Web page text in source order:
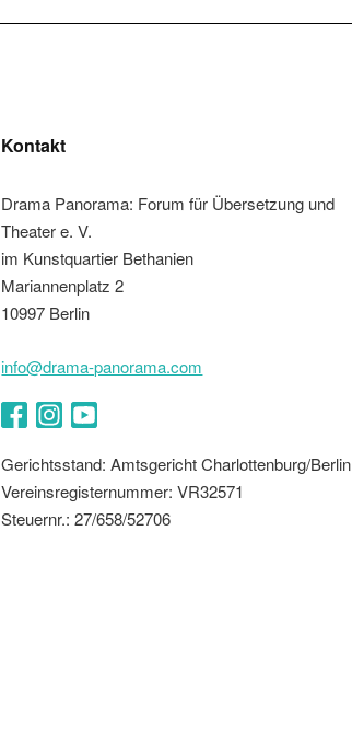
Kontakt
Drama Panorama: Forum für Übersetzung und
Theater e. V.
im Kunstquartier Bethanien
Mariannenplatz 2
10997 Berlin
info@drama-panorama.com
Gerichtsstand: Amtsgericht Charlottenburg/Berlin
Vereinsregisternummer: VR32571
Steuernr.: 27/658/52706